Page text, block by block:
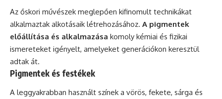
Az őskori művészek meglepően kifinomult technikákat
alkalmaztak alkotásaik létrehozásához. A pigmentek
előállítása és alkalmazása komoly kémiai és fizikai
ismereteket igényelt, amelyeket generációkon keresztül
adtak át.
Pigmentek és festékek
A leggyakrabban használt színek a vörös, fekete, sárga és